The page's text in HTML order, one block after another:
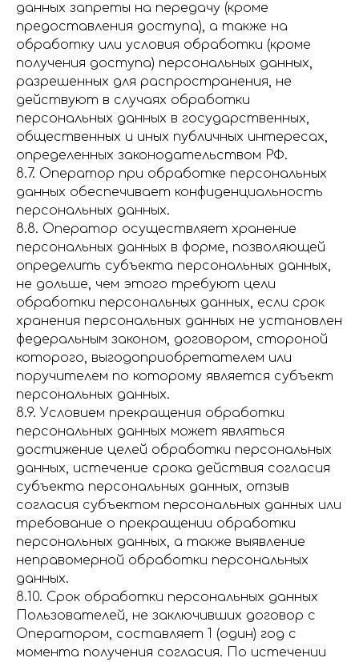
данных запреты на передачу (кроме
предоставления доступа), а также на
обработку или условия обработки (кроме
получения доступа) персональных данных,
разрешенных для распространения, не
действуют в случаях обработки
персональных данных в государственных,
общественных и иных публичных интересах,
определенных законодательством РФ.
8.7. Оператор при обработке персональных
данных обеспечивает конфиденциальность
персональных данных.
8.8. Оператор осуществляет хранение
персональных данных в форме, позволяющей
определить субъекта персональных данных,
не дольше, чем этого требуют цели
обработки персональных данных, если срок
хранения персональных данных не установлен
федеральным законом, договором, стороной
которого, выгодоприобретателем или
поручителем по которому является субъект
персональных данных.
8.9. Условием прекращения обработки
персональных данных может являться
достижение целей обработки персональных
данных, истечение срока действия согласия
субъекта персональных данных, отзыв
согласия субъектом персональных данных или
требование о прекращении обработки
персональных данных, а также выявление
неправомерной обработки персональных
данных.
8.10. Срок обработки персональных данных
Пользователей, не заключивших договор с
Оператором, составляет 1 (один) год с
момента получения согласия. По истечении